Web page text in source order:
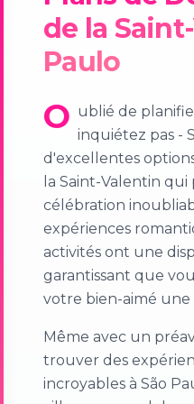
de la
Paulo
O ublié de
inquiétez pas -
d'excellentes
la Saint-Valentin
célébration
expériences
activités ont une
garantissant que
votre bien-aimé une
Même avec un
trouver des
incroyables à São